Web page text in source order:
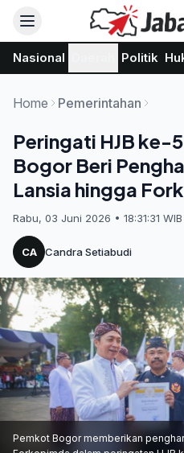
Nasional Politik
Home Pemerintahan
Peringati HJB ke-
Bogor Beri
Lansia hingga
Rabu, 03 Juni 2026 • 18:31:31 WIB
CA Candra Setiabudi
Pemkot Bogor memberikan